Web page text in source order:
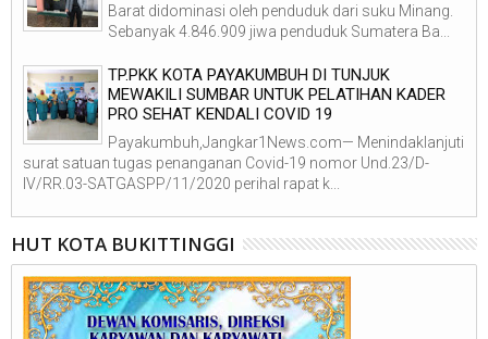
Barat didominasi oleh penduduk dari suku Minang.
Sebanyak 4.846.909 jiwa penduduk Sumatera Ba...
TP.PKK KOTA PAYAKUMBUH DI TUNJUK
MEWAKILI SUMBAR UNTUK PELATIHAN KADER
PRO SEHAT KENDALI COVID 19
Payakumbuh,Jangkar1News.com— Menindaklanjuti
surat satuan tugas penanganan Covid-19 nomor Und.23/D-
IV/RR.03-SATGASPP/11/2020 perihal rapat k...
HUT KOTA BUKITTINGGI